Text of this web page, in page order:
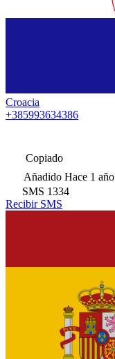
Croacia
+385993634386
Copiado
Añadido Hace 1 año
SMS 1334
Recibir SMS